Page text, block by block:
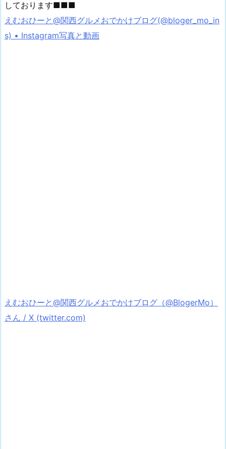
しております■■■
えむおひーと@関西グルメおでかけブログ(@bloger_mo_in
s) • Instagram写真と動画
えむおひーと@関西グルメおでかけブログ（@BlogerMo）
さん / X (twitter.com)